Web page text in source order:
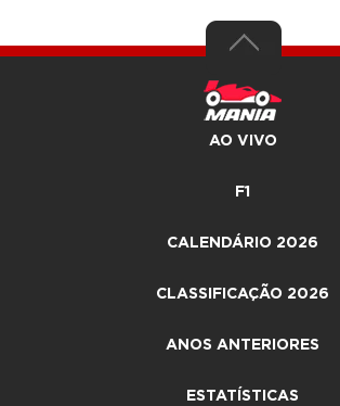
AO VIVO
F1
CALENDÁRIO 2026
CLASSIFICAÇÃO 2026
ANOS ANTERIORES
ESTATÍSTICAS